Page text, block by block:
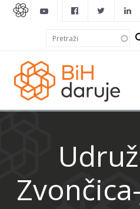
Search
form